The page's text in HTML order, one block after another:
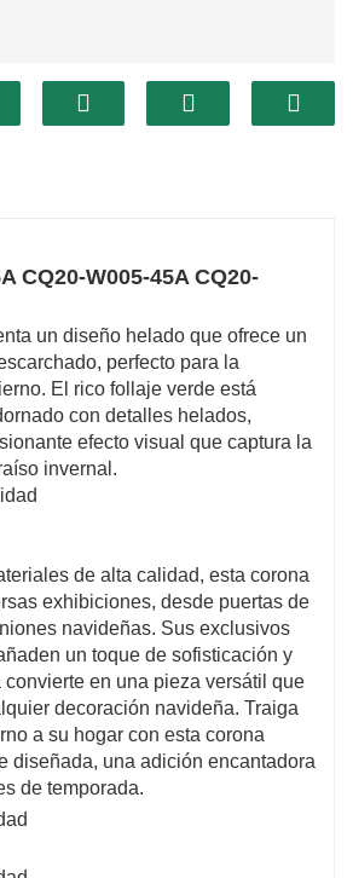
CQ20-W005-45A CQ20-
un diseño helado que ofrece un
perfecto para la
El rico follaje verde está
con detalles helados,
efecto visual que captura la
invernal.
de alta calidad, esta corona
exhibiciones, desde puertas de
navideñas. Sus exclusivos
un toque de sofisticación y
en una pieza versátil que
decoración navideña. Traiga
a su hogar con esta corona
diseñada, una adición encantadora
de temporada.